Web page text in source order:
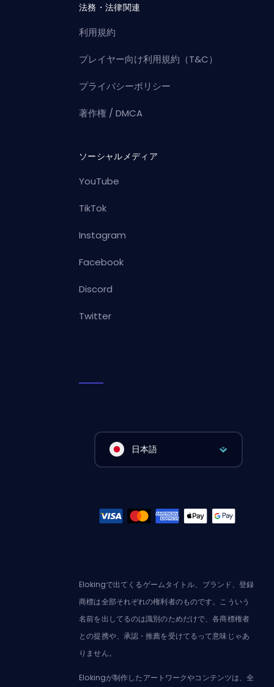
法務・法律関連
利用規約
プレイヤー向け利用規約（T&C）
プライバシーポリシー
著作権 / DMCA
ソーシャルメディア
YouTube
TikTok
Instagram
Facebook
Discord
Twitter
日本語
Elokingで出てくるゲームタイトル、ブランド、登録
商標は全部それぞれの権利者のものです。こういう
名前を出してるのは識別のためだけで、各商標権者
との提携や、承認・推薦を受けてるって意味じゃあ
りません。
Elokingが制作したアートワークやコンテンツは、全